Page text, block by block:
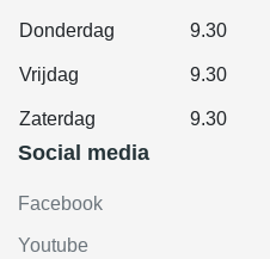
Donderdag 9.30
Vrijdag 9.30
Zaterdag 9.30
Social media
Facebook
Youtube